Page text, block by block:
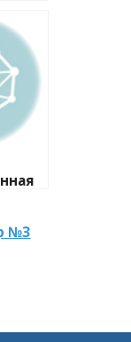
№3